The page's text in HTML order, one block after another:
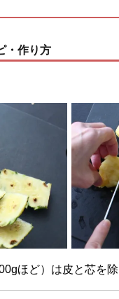
・作り方
ほど）は皮と芯を